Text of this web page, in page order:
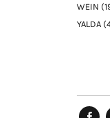
WEIN
YALDA